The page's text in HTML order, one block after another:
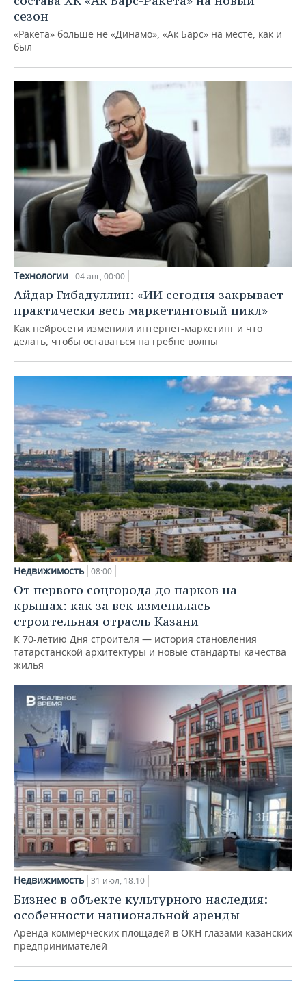
сезон
«Ракета» больше не «Динамо», «Ак Барс» на месте, как и
был
Технологии 04 авг, 00:00
Айдар Гибадуллин: «ИИ сегодня закрывает
практически весь маркетинговый цикл»
Как нейросети изменили интернет-маркетинг и что
делать, чтобы оставаться на гребне волны
Недвижимость 08:00
От первого соцгорода до парков на
крышах: как за век изменилась
строительная отрасль Казани
К 70-летию Дня строителя — история становления
татарстанской архитектуры и новые стандарты качества
жилья
Недвижимость 31 июл, 18:10
Бизнес в объекте культурного наследия:
особенности национальной аренды
Аренда коммерческих площадей в ОКН глазами казанских
предпринимателей